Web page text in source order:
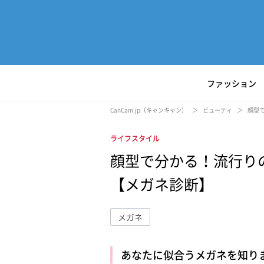
ファッション
CanCam.jp（キャンキャン） ビューティ 顔型
ライフスタイル
顔型で分かる！流行り
【メガネ診断】
メガネ
U
/
L
o
あなたに似合うメガネを知り